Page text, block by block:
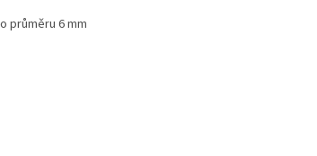
průměru 6 mm